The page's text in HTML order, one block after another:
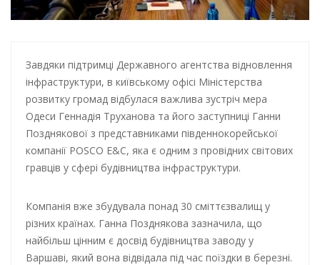
Завдяки підтримці Державного агентства відновлення
інфраструктури, в київському офісі Міністерства
розвитку громад відбулася важлива зустріч мера
Одеси Геннадія Труханова та його заступниці Ганни
Позднякової з представниками південнокорейської
компанії POSCO E&C, яка є одним з провідних світових
гравців у сфері будівництва інфраструктури.
Компанія вже збудувала понад 30 сміттєзвалищ у
різних країнах. Ганна Позднякова зазначила, що
найбільш цінним є досвід будівництва заводу у
Варшаві, який вона відвідала під час поїздки в березні.